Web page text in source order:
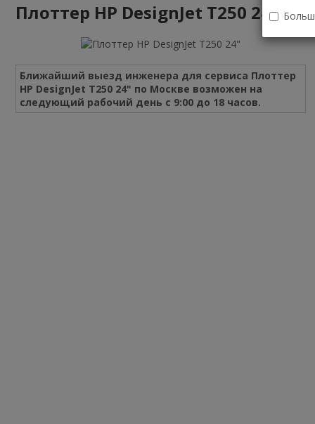
Плоттер HP DesignJet T250 24"
Ближайший выезд инженера для сервиса Плоттер
HP DesignJet T250 24" по Москве возможен на
следующий рабочий день с 9:00 до 18 часов.